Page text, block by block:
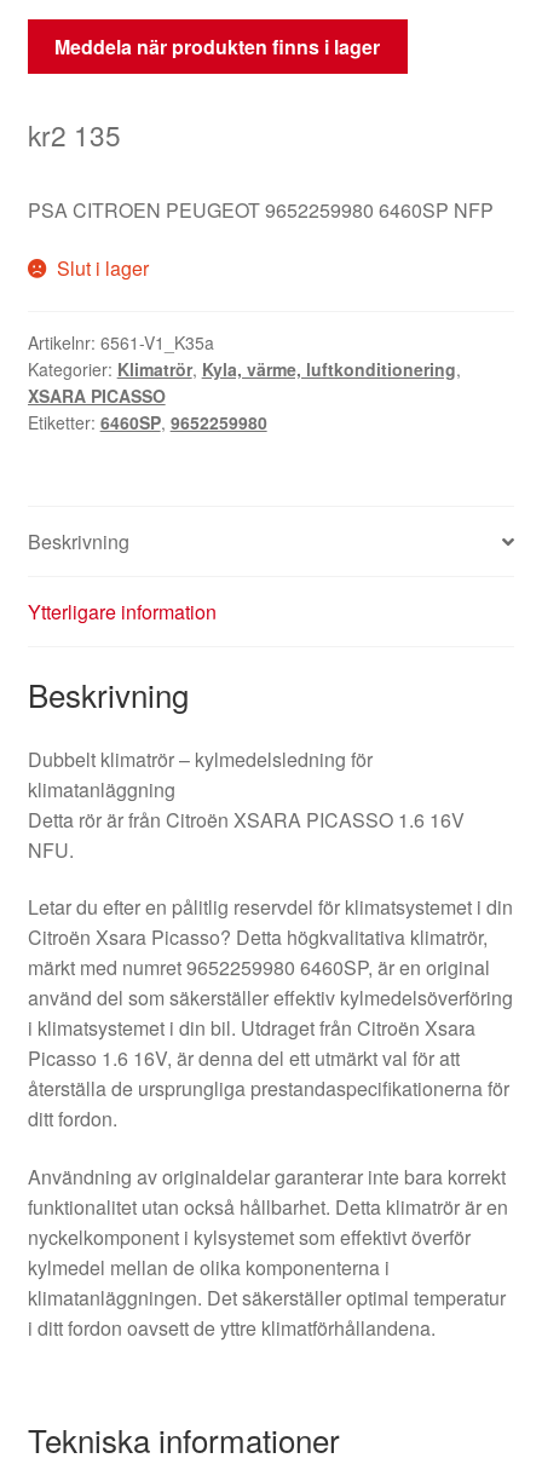
Meddela när produkten finns i lager
kr2 135
PSA CITROEN PEUGEOT 9652259980 6460SP NFP
Slut i lager
Artikelnr: 6561-V1_K35a
Kategorier: Klimatrör, Kyla, värme, luftkonditionering,
XSARA PICASSO
Etiketter: 6460SP, 9652259980
Beskrivning
Ytterligare information
Beskrivning
Dubbelt klimatrör – kylmedelsledning för
klimatanläggning
Detta rör är från Citroën XSARA PICASSO 1.6 16V
NFU.
Letar du efter en pålitlig reservdel för klimatsystemet i din
Citroën Xsara Picasso? Detta högkvalitativa klimatrör,
märkt med numret 9652259980 6460SP, är en original
använd del som säkerställer effektiv kylmedelsöverföring
i klimatsystemet i din bil. Utdraget från Citroën Xsara
Picasso 1.6 16V, är denna del ett utmärkt val för att
återställa de ursprungliga prestandaspecifikationerna för
ditt fordon.
Användning av originaldelar garanterar inte bara korrekt
funktionalitet utan också hållbarhet. Detta klimatrör är en
nyckelkomponent i kylsystemet som effektivt överför
kylmedel mellan de olika komponenterna i
klimatanläggningen. Det säkerställer optimal temperatur
i ditt fordon oavsett de yttre klimatförhållandena.
Tekniska informationer